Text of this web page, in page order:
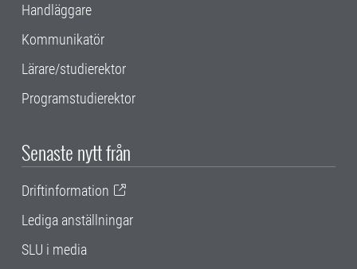
Handläggare
Kommunikatör
Lärare/studierektor
Programstudierektor
Senaste nytt från
Driftinformation
Lediga anställningar
SLU i media